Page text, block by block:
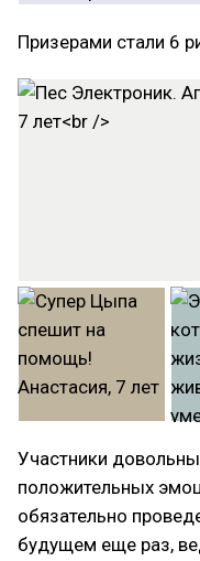
Призерами стали 6
Участники
положительных
обязательно
будущем еще раз,